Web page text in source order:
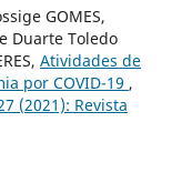
GOMES,
Duarte Toledo
Atividades de
por COVID-19 ,
(2021): Revista